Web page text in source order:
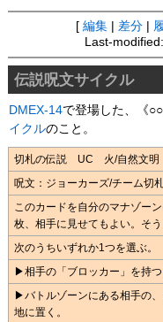
[ 編集 差分
Last-
伝説呪文サイクル
DMEX-14で登場した、《
イクルのこと。
切札の伝説 UC 火/自然文
呪文：ジョーカーズ/チーム切
このカードを自分のマナゾー
枚、相手に見せてもよい。そ
次のうちいずれか1つを選ぶ。
▶︎相手の「ブロッカー」を持つ
▶︎バトルゾーンにある相手の
地に置く。